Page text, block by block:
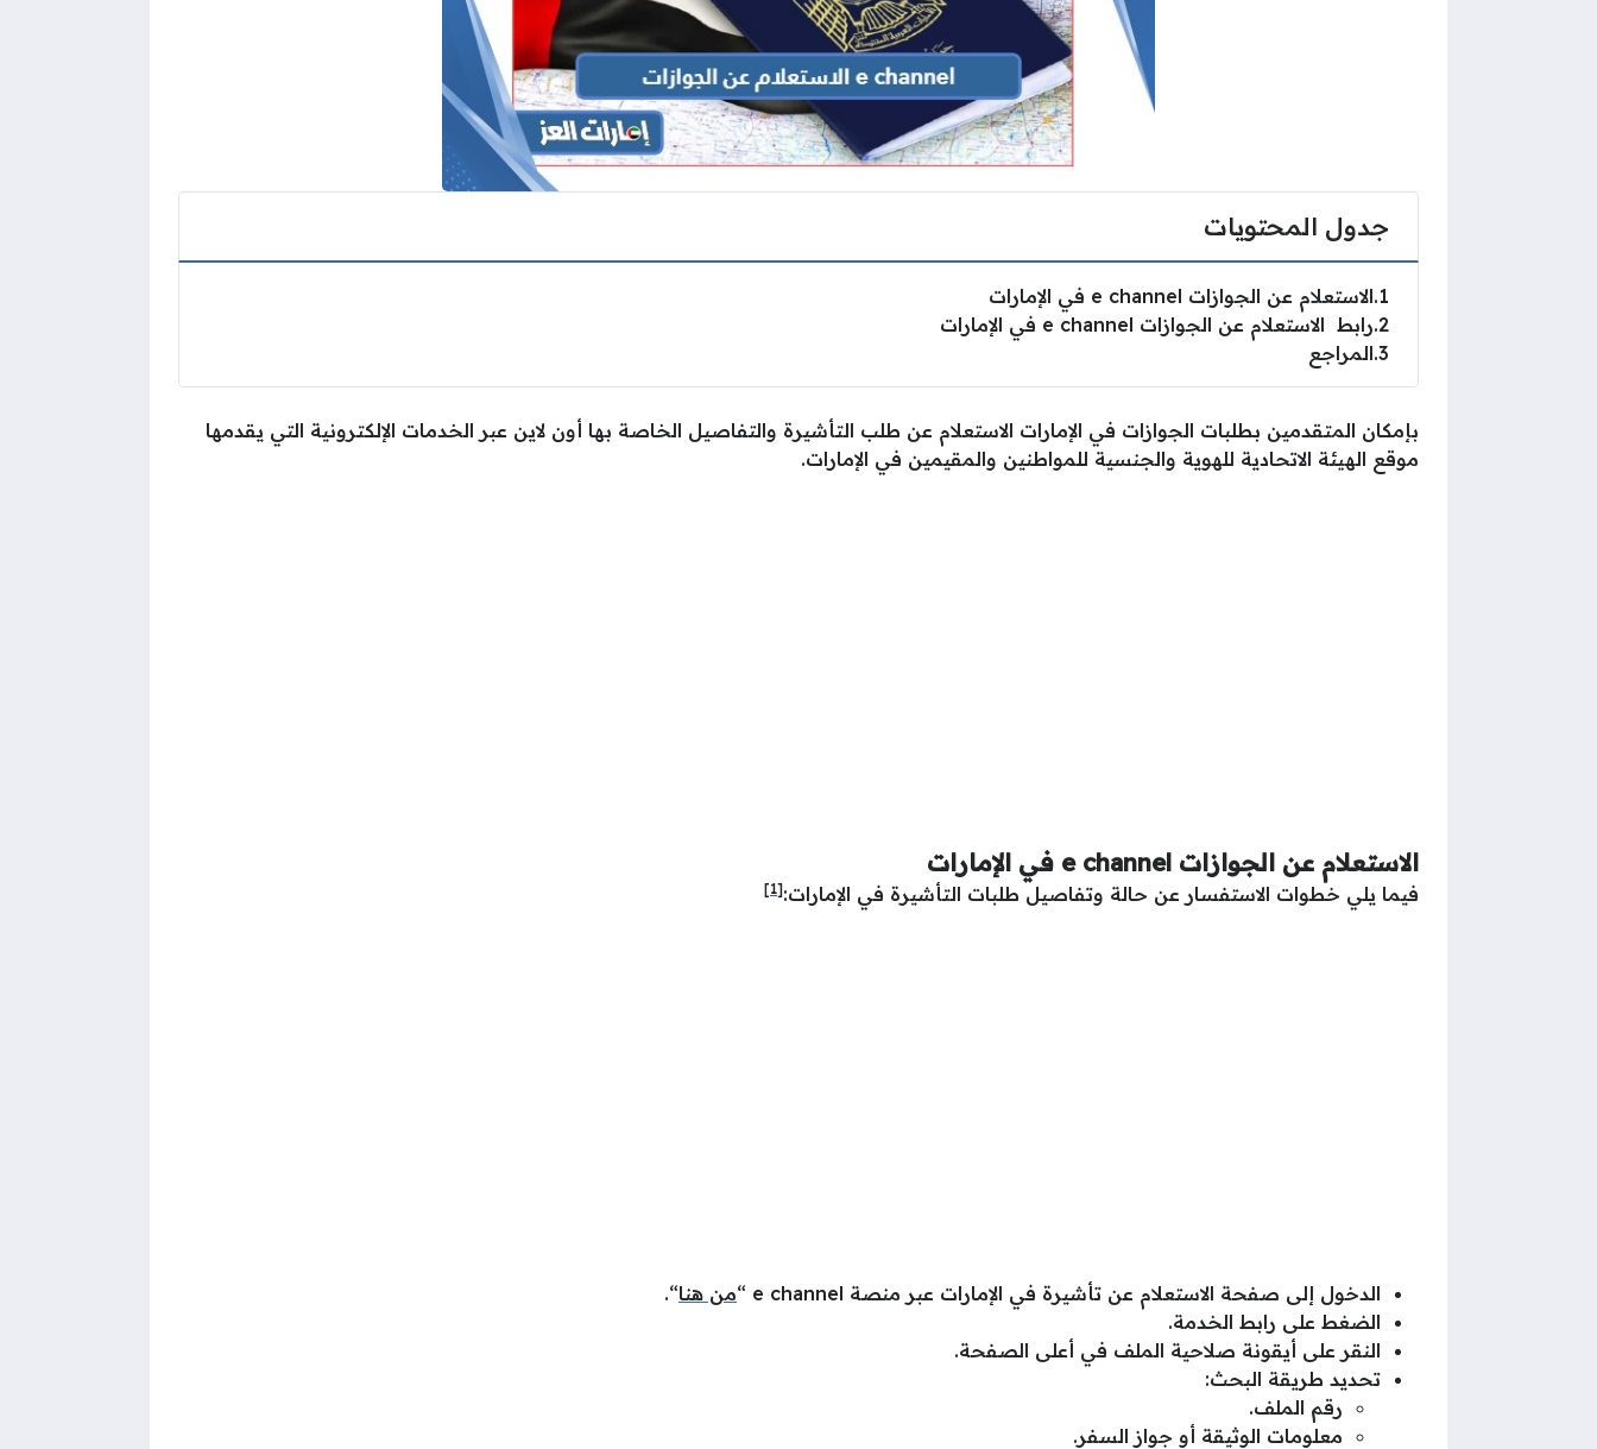
جدول المحتويات
1 الاستعلام عن الجوازات e channel في الإمارات
2 رابط الاستعلام عن الجوازات e channel في الإمارات
3 المراجع
بإمكان المتقدمين بطلبات الجوازات في الإمارات الاستعلام عن طلب التأشيرة والتفاصيل الخاصة بها أون لاين عبر الخدمات الإلكترونية التي يقدمها
موقع الهيئة الاتحادية للهوية والجنسية للمواطنين والمقيمين في الإمارات.
الاستعلام عن الجوازات e channel في الإمارات
فيما يلي خطوات الاستفسار عن حالة وتفاصيل طلبات التأشيرة في الإمارات:[1]
الدخول إلى صفحة الاستعلام عن تأشيرة في الإمارات عبر منصة e channel “ من هنا“.
الضغط على رابط الخدمة.
النقر على أيقونة صلاحية الملف في أعلى الصفحة.
تحديد طريقة البحث:
رقم الملف.
معلومات الوثيقة أو جواز السفر.